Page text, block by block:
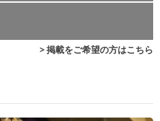
> 掲載をご希望の方はこちら